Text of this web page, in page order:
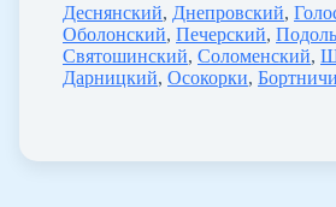
Деснянский, Днепровский,
Оболонский, Печерский,
Святошинский, Соломенский,
Дарницкий, Осокорки, Бортничи